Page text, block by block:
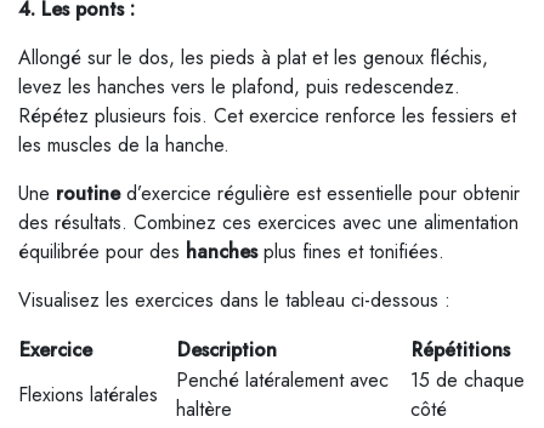
4. Les ponts :
Allongé sur le dos, les pieds à plat et les genoux fléchis,
levez les hanches vers le plafond, puis redescendez.
Répétez plusieurs fois. Cet exercice renforce les fessiers et
les muscles de la hanche.
Une routined’exercice régulière est essentielle pour obtenir
des résultats. Combinez ces exercices avec une alimentation
équilibrée pour des hanchesplus fines et tonifiées.
Visualisez les exercices dans le tableau ci-dessous :
Exercice
Description
Répétitions
Flexions latérales
Penché latéralement avec
haltère
15 de chaque
côté